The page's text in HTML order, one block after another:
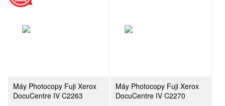
Máy Photocopy Fuji Xerox
DocuCentre IV C2263
Máy Photocopy Fuji Xerox
DocuCentre IV C2270